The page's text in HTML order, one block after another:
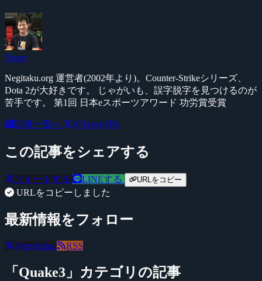
Yossy
Negitaku.org 運営者(2002年より)。Counter-Strikeシリーズ、
Dota 2が大好きです。 じゃがいも、誤字脱字を見つけるのが
苦手です。 第1回 日本eスポーツアワード 功労賞受賞
記事一覧へ @YossyFPS
この記事をシェアする
ツイートする LINEする URLをコピー
URLをコピーしました
最新情報をフォロー
@negitaku RSS
「Quake3」カテゴリの記事